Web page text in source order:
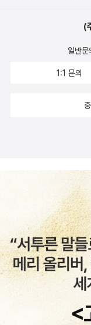
다. 작가는 이 희곡으
적극적으로 토론할 뿐
청소년 시기의 목소리
포럼의 역할은 충분하
는 소문과 소통 불능
담하게 보여 줄 뿐이
는 건 오직 매트 위에
교사나 부모가 등장하
재자의 역할을 기능적
는다. ‘빠른 해답’을
『레슬링 시즌』이 가진
로 실은 ‘포럼을 위한
더하는 동시에 함께
(
일반문
1:1 문의